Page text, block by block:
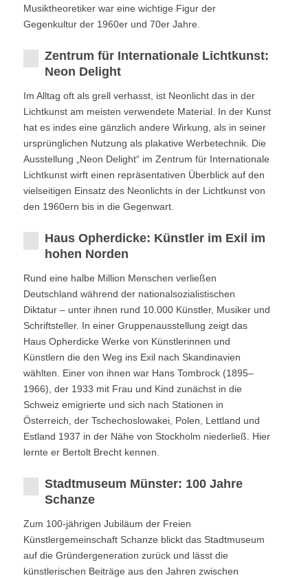
Musiktheoretiker war eine wichtige Figur der
Gegenkultur der 1960er und 70er Jahre.
Zentrum für Internationale Lichtkunst:
Neon Delight
Im Alltag oft als grell verhasst, ist Neonlicht das in der
Lichtkunst am meisten verwendete Material. In der Kunst
hat es indes eine gänzlich andere Wirkung, als in seiner
ursprünglichen Nutzung als plakative Werbetechnik. Die
Ausstellung „Neon Delight“ im Zentrum für Internationale
Lichtkunst wirft einen repräsentativen Überblick auf den
vielseitigen Einsatz des Neonlichts in der Lichtkunst von
den 1960ern bis in die Gegenwart.
Haus Opherdicke: Künstler im Exil im
hohen Norden
Rund eine halbe Million Menschen verließen
Deutschland während der nationalsozialistischen
Diktatur – unter ihnen rund 10.000 Künstler, Musiker und
Schriftsteller. In einer Gruppenausstellung zeigt das
Haus Opherdicke Werke von Künstlerinnen und
Künstlern die den Weg ins Exil nach Skandinavien
wählten. Einer von ihnen war Hans Tombrock (1895–
1966), der 1933 mit Frau und Kind zunächst in die
Schweiz emigrierte und sich nach Stationen in
Österreich, der Tschechoslowakei, Polen, Lettland und
Estland 1937 in der Nähe von Stockholm niederließ. Hier
lernte er Bertolt Brecht kennen.
Stadtmuseum Münster: 100 Jahre
Schanze
Zum 100-jährigen Jubiläum der Freien
Künstlergemeinschaft Schanze blickt das Stadtmuseum
auf die Gründergeneration zurück und lässt die
künstlerischen Beiträge aus den Jahren zwischen